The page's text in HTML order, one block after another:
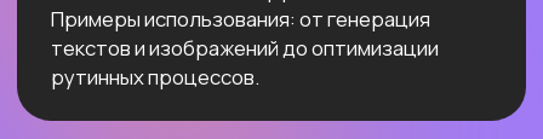
Промпт-инжиниринг— это
взаимодействие с нейросетями, которое
превращает твои идеи в мощные ИИ-
решения: автоматизация рутину,
бизнес-процессов в десятки раз